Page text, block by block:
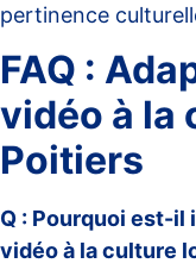
pertinence
FAQ :
vidéo à la
Poitiers
Q : Pourquoi est-il
vidéo à la culture